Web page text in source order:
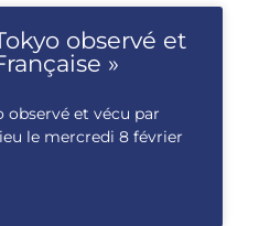
observé et
»
observé et vécu par
le mercredi 8 février